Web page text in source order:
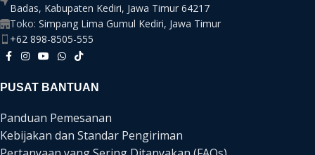
Badas, Kabupaten Kediri, Jawa Timur 64217
Toko: Simpang Lima Gumul Kediri, Jawa Timur
+62 898-8505-555
PUSAT BANTUAN
Panduan Pemesanan
Kebijakan dan Standar Pengiriman